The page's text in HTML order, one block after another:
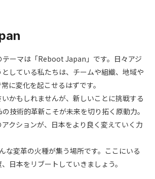
ーマは「Reboot Japan」です。日々アジ
している私たちは、チームや組織、地域や
に変化を起こせるはずです。
かもしれませんが、新しいことに挑戦する
技術的革新こそが未来を切り拓く原動力。
クションが、日本をより良く変えていく力
な変革の火種が集う場所です。ここにいる
日本をリブートしていきましょう。